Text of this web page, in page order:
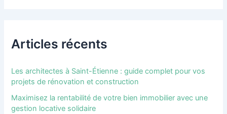
Articles récents
Les architectes à Saint-Étienne : guide complet pour vos
projets de rénovation et construction
Maximisez la rentabilité de votre bien immobilier avec une
gestion locative solidaire